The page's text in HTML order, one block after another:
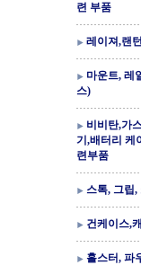
련 부품
레이져,랜
마운트, 레
스)
비비탄,가
기,배터리 케
련부품
스톡, 그립,
건케이스,
홀스터, 파